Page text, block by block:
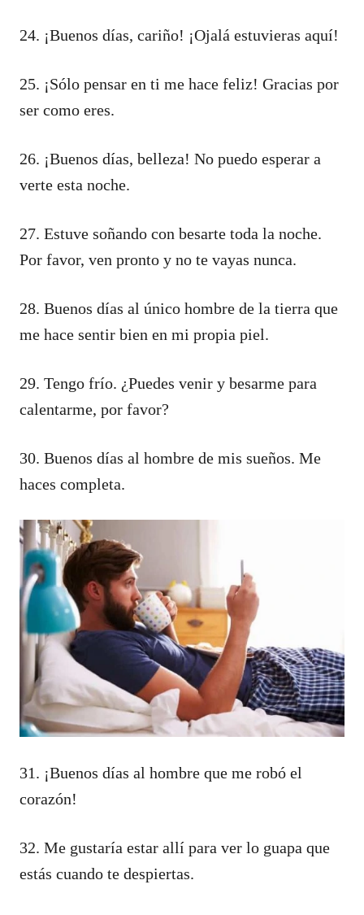
24. ¡Buenos días, cariño! ¡Ojalá estuvieras aquí!
25. ¡Sólo pensar en ti me hace feliz! Gracias por
ser como eres.
26. ¡Buenos días, belleza! No puedo esperar a
verte esta noche.
27. Estuve soñando con besarte toda la noche.
Por favor, ven pronto y no te vayas nunca.
28. Buenos días al único hombre de la tierra que
me hace sentir bien en mi propia piel.
29. Tengo frío. ¿Puedes venir y besarme para
calentarme, por favor?
30. Buenos días al hombre de mis sueños. Me
haces completa.
31. ¡Buenos días al hombre que me robó el
corazón!
32. Me gustaría estar allí para ver lo guapa que
estás cuando te despiertas.